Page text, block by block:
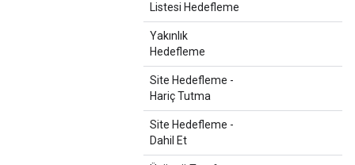
Listesi Hedefleme
Yakınlık
Hedefleme
Site Hedefleme -
Hariç Tutma
Site Hedefleme -
Dahil Et